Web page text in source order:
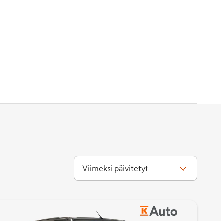
Viimeksi päivitetyt